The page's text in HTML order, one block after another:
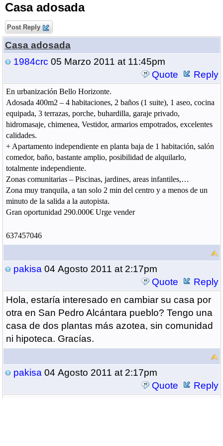
Casa adosada
Post Reply
Casa adosada
1984crc 05 Marzo 2011 at 11:45pm
Quote
Reply
En urbanización Bello Horizonte.
Adosada 400m2 – 4 habitaciones, 2 baños (1 suite), 1 aseo, cocina
equipada, 3 terrazas, porche, buhardilla, garaje privado,
hidromasaje, chimenea, Vestidor, armarios empotrados, excelentes
calidades.
+ Apartamento independiente en planta baja de 1 habitación, salón
comedor, baño, bastante amplio, posibilidad de alquilarlo,
totalmente independiente.
Zonas comunitarias – Piscinas, jardines, areas infantiles,…
Zona muy tranquila, a tan solo 2 min del centro y a menos de un
minuto de la salida a la autopista.
Gran oportunidad 290.000€ Urge vender
637457046
pakisa 04 Agosto 2011 at 2:17pm
Quote
Reply
Hola, estaría interesado en cambiar su casa por
otra en San Pedro Alcántara pueblo? Tengo una
casa de dos plantas más azotea, sin comunidad
ni hipoteca. Gracías.
pakisa 04 Agosto 2011 at 2:17pm
Quote
Reply